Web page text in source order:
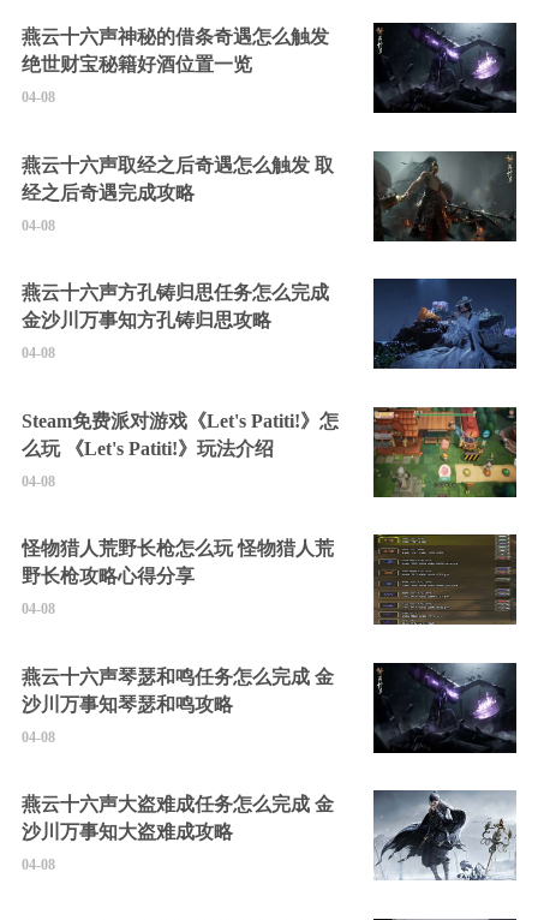
燕云十六声神秘的借条奇遇怎么触发
绝世财宝秘籍好酒位置一览
04-08
燕云十六声取经之后奇遇怎么触发 取
经之后奇遇完成攻略
04-08
燕云十六声方孔铸归思任务怎么完成
金沙川万事知方孔铸归思攻略
04-08
Steam免费派对游戏《Let's Patiti!》怎
么玩 《Let's Patiti!》玩法介绍
04-08
怪物猎人荒野长枪怎么玩 怪物猎人荒
野长枪攻略心得分享
04-08
燕云十六声琴瑟和鸣任务怎么完成 金
沙川万事知琴瑟和鸣攻略
04-08
燕云十六声大盗难成任务怎么完成 金
沙川万事知大盗难成攻略
04-08